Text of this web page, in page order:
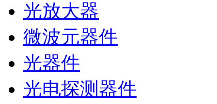
光放大器
微波元器件
光器件
光电探测器件